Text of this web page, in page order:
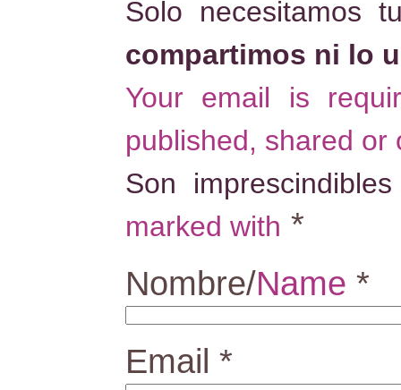
Solo necesitamos
compartimos ni lo
Your email is
published, shared or
Son
marked with *
Nombre/Name *
Email *